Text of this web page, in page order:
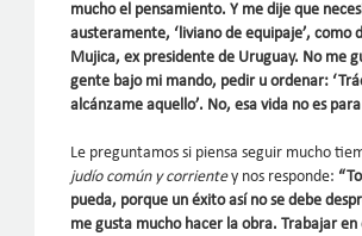
mucho el pensamiento. Y me dije que
austeramente, ‘liviano de equipaje’, como
Mujica, ex presidente de Uruguay. No me
gente bajo mi mando, pedir u ordenar:
alcánzame aquello’. No, esa vida no es
Le preguntamos si piensa seguir mucho
judío común y corrientey nos responde:
pueda, porque un éxito así no se debe
me gusta mucho hacer la obra. Trabajar en